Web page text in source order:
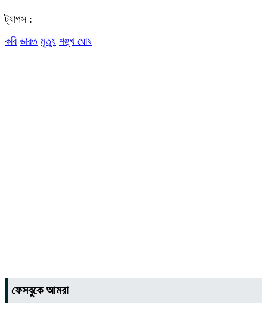
ট্যাগস :
কবি ভারত মৃত্যু শঙ্খ ঘোষ
ফেসবুকে আমরা